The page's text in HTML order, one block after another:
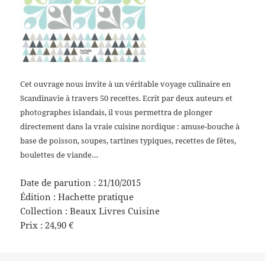
Cet ouvrage nous invite à un véritable voyage culinaire en
Scandinavie à travers 50 recettes. Ecrit par deux auteurs et
photographes islandais, il vous permettra de plonger
directement dans la vraie cuisine nordique : amuse-bouche à
base de poisson, soupes, tartines typiques, recettes de fêtes,
boulettes de viande…
Date de parution : 21/10/2015
Édition : Hachette pratique
Collection : Beaux Livres Cuisine
Prix : 24,90 €